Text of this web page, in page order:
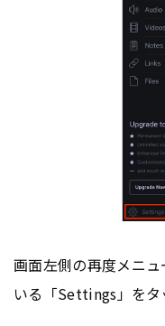
画面左側の再度メニ
いる「Settings」をタ